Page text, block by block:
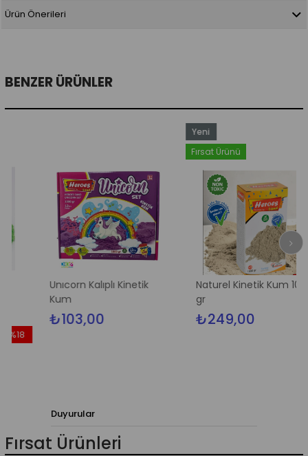
Ürün Önerileri
BENZER ÜRÜNLER
Unıcorn Kalıplı Kinetik
Kum
₺103,00
Naturel Kinetik Kum 1000
₺249,00
Yeni
Ürün
Fırsat Ürünü
Duyurular
Fırsat Ürünleri